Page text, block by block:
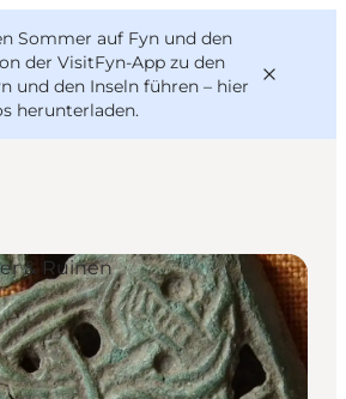
Sommer auf Fyn und den
der VisitFyn-App zu den
und den Inseln führen – hier
herunterladen.
& Ruinen